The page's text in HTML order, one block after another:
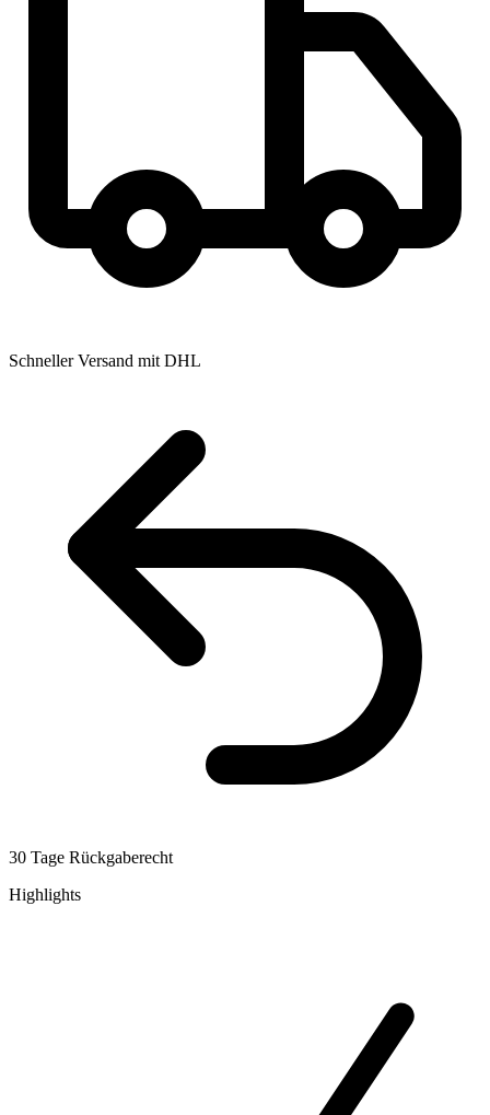
Schneller Versand mit DHL
30 Tage Rückgaberecht
Highlights